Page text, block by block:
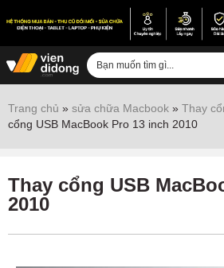
Sửa iPhone
Sửa Vertu
Trang chủ » sửa chữa Macbook » Thay
cổng USB MacBook Pro 13 inch 2010
Thay cổng USB
2010